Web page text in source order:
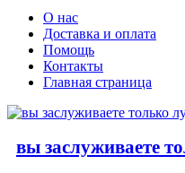
О нас
Доставка и оплата
Помощь
Контакты
Главная страница
вы заслуживаете